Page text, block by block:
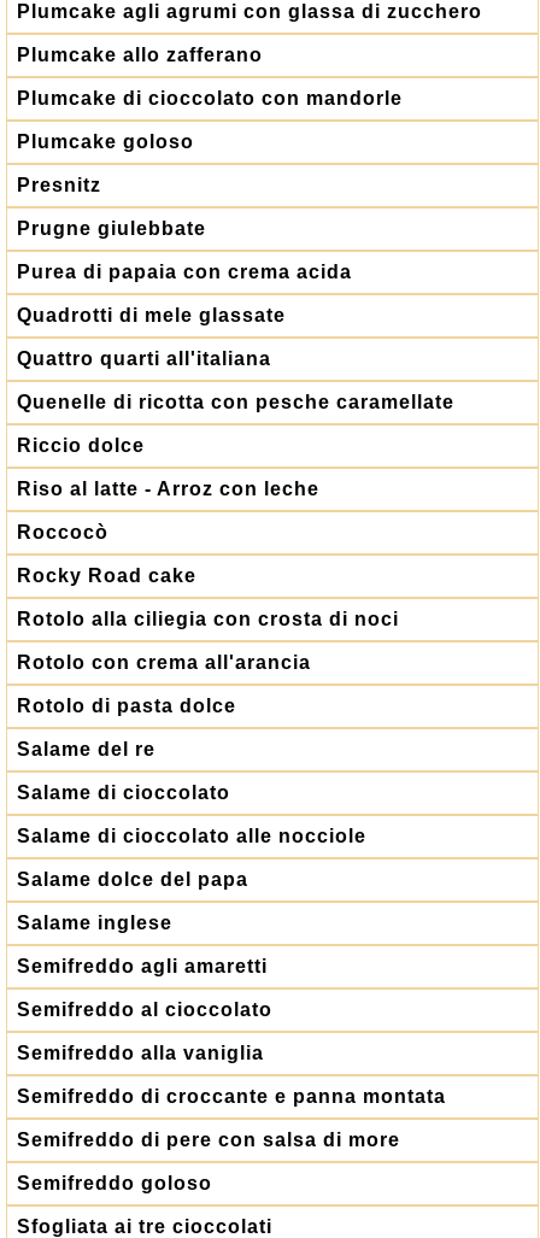
Plumcake agli agrumi con glassa di zucchero
Plumcake allo zafferano
Plumcake di cioccolato con mandorle
Plumcake goloso
Presnitz
Prugne giulebbate
Purea di papaia con crema acida
Quadrotti di mele glassate
Quattro quarti all'italiana
Quenelle di ricotta con pesche caramellate
Riccio dolce
Riso al latte - Arroz con leche
Roccocò
Rocky Road cake
Rotolo alla ciliegia con crosta di noci
Rotolo con crema all'arancia
Rotolo di pasta dolce
Salame del re
Salame di cioccolato
Salame di cioccolato alle nocciole
Salame dolce del papa
Salame inglese
Semifreddo agli amaretti
Semifreddo al cioccolato
Semifreddo alla vaniglia
Semifreddo di croccante e panna montata
Semifreddo di pere con salsa di more
Semifreddo goloso
Sfogliata ai tre cioccolati